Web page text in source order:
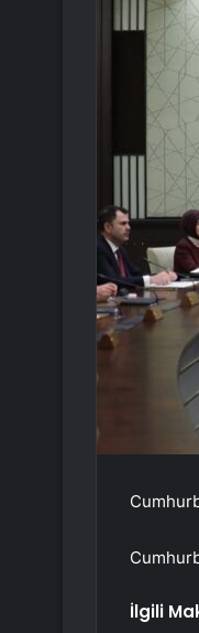
İlgili